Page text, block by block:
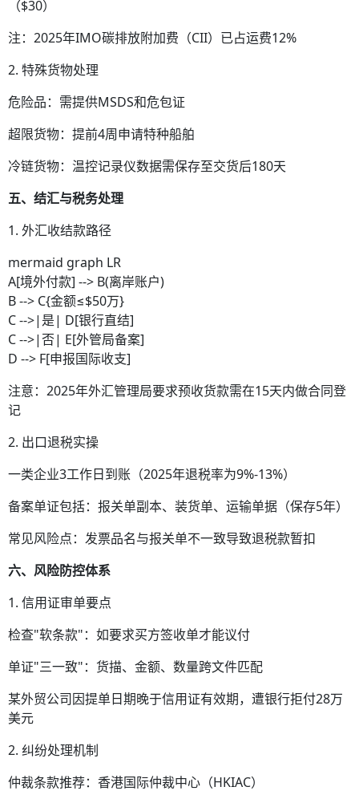
（$30）
注：2025年IMO碳排放附加费（CII）已占运费12%
2. 特殊货物处理
危险品：需提供MSDS和危包证
超限货物：提前4周申请特种船舶
冷链货物：温控记录仪数据需保存至交货后180天
五、结汇与税务处理
1. 外汇收结款路径
mermaid graph LR
A[境外付款] --> B(离岸账户)
B --> C{金额≤$50万}
C -->|是| D[银行直结]
C -->|否| E[外管局备案]
D --> F[申报国际收支]
注意：2025年外汇管理局要求预收货款需在15天内做合同登
记
2. 出口退税实操
一类企业3工作日到账（2025年退税率为9%-13%）
备案单证包括：报关单副本、装货单、运输单据（保存5年）
常见风险点：发票品名与报关单不一致导致退税款暂扣
六、风险防控体系
1. 信用证审单要点
检查"软条款"：如要求买方签收单才能议付
单证"三一致"：货描、金额、数量跨文件匹配
某外贸公司因提单日期晚于信用证有效期，遭银行拒付28万
美元
2. 纠纷处理机制
仲裁条款推荐：香港国际仲裁中心（HKIAC）